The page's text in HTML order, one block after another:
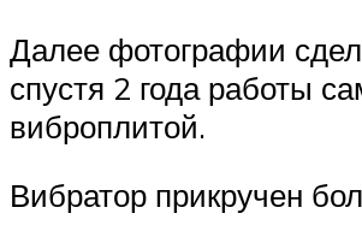
Далее фотографии
спустя 2 года работы
виброплитой.
Вибратор прикручен